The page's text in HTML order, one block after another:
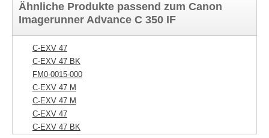
Ähnliche Produkte passend zum Canon
Imagerunner Advance C 350 IF
C-EXV 47
C-EXV 47 BK
FM0-0015-000
C-EXV 47 M
C-EXV 47 M
C-EXV 47
C-EXV 47 BK